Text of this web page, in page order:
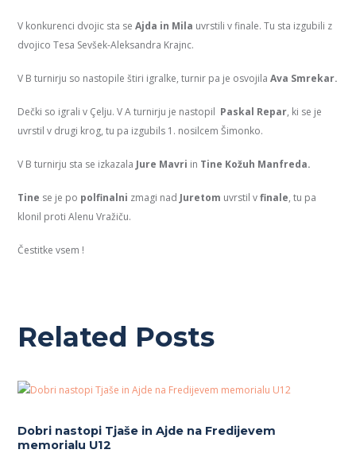
V konkurenci dvojic sta seAjda in Mila uvrstili v finale. Tu sta izgubili z
dvojico Tesa Sevšek-Aleksandra Krajnc.
V B turnirju so nastopile štiri igralke, turnir pa je osvojilaAva Smrekar.
Dečki so igrali v Çelju. V A turnirju je nastopil Paskal Repar, ki se je
uvrstil v drugi krog, tu pa izgubils 1. nosilcem Šimonko.
V B turnirju sta se izkazala Jure Mavri in Tine Kožuh Manfreda.
Tine se je po polfinalni zmagi nad Juretom uvrstil vfinale, tu pa
klonil proti Alenu Vražiču.
Čestitke vsem !
Related Posts
Dobri nastopi Tjaše in Ajde na Fredijevem
memorialu U12